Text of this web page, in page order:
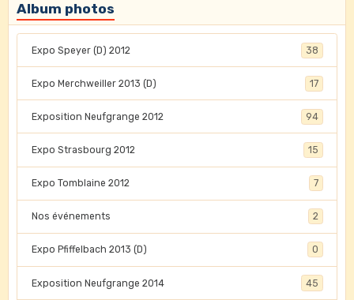
Album photos
Expo Speyer (D) 2012 38
Expo Merchweiller 2013 (D) 17
Exposition Neufgrange 2012 94
Expo Strasbourg 2012 15
Expo Tomblaine 2012 7
Nos événements 2
Expo Pfiffelbach 2013 (D) 0
Exposition Neufgrange 2014 45